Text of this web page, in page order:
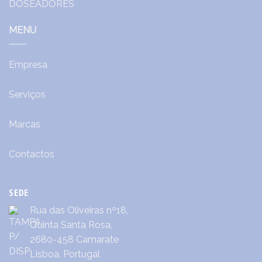
MENU
Empresa
Serviços
Marcas
Contactos
SEDE
Rua das Oliveiras nº18,
Quinta Santa Rosa,
2680-458 Camarate
Lisboa, Portugal